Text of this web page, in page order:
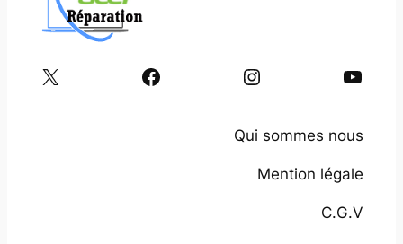
X Facebook Instagram YouTube
Qui sommes nous
Mention légale
C.G.V